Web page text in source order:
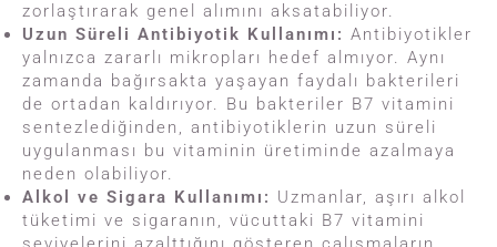
zorlaştırarak genel alımını aksatabiliyor.
Uzun Süreli Antibiyotik Kullanımı: Antibiyotikler
yalnızca zararlı mikropları hedef almıyor. Aynı
zamanda bağırsakta yaşayan faydalı bakterileri
de ortadan kaldırıyor. Bu bakteriler B7 vitamini
sentezlediğinden, antibiyotiklerin uzun süreli
uygulanması bu vitaminin üretiminde azalmaya
neden olabiliyor.
Alkol ve Sigara Kullanımı: Uzmanlar, aşırı alkol
tüketimi ve sigaranın, vücuttaki B7 vitamini